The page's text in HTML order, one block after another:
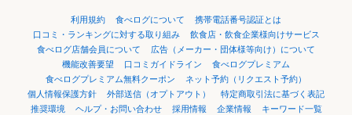
利用規約 食べログについて
携帯電話番号認証とは
口コミ・ランキングに対する取り組み
飲食店・飲食企業様向けサービス
食べログ店舗会員について
広告（メーカー・団体様等向け）について
機能改善要望
口コミガイドライン
食べログプレミアム
食べログプレミアム無料クーポン
ネット予約（リクエスト予約）
個人情報保護方針
外部送信（オプトアウト）
特定商取引法に基づく表記
推奨環境
ヘルプ・お問い合わせ 採用情報 企業情報
キーワード一覧